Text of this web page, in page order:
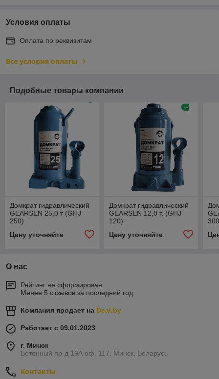
Условия оплаты
Оплата по реквизитам
Все условия оплаты
Подобные товары компании
Домкрат гидравлический
GEARSEN 25,0 т (GHJ
250)
Цену уточняйте
Домкрат гидравлический
GEARSEN 12,0 т, (GHJ
120)
Цену уточняйте
О нас
Рейтинг не сформирован
Менее 5 отзывов за последний год
Компания продает на Deal.by
Работает с 09.01.2023
г. Минск
Бетонный пр-д 19А оф. 117, Минск, Беларусь
Контакты